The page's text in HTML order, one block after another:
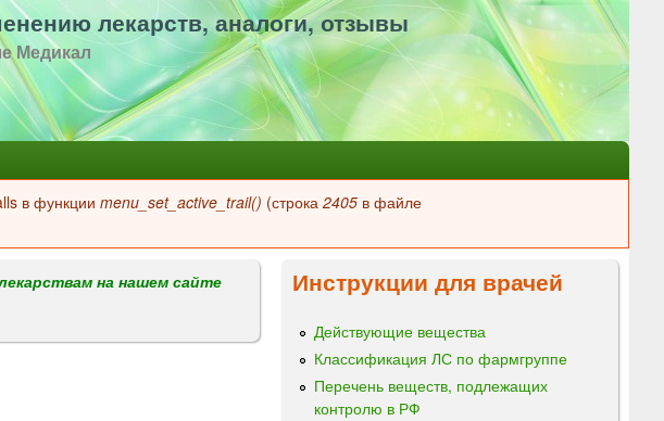
лекарств, аналоги, отзывы
Медикал
в функции menu_set_active_trail() (строка 2405 в файле
на нашем сайте
Инструкции для врачей
Действующие вещества
Классификация ЛС по фармгруппе
Перечень веществ, подлежащих
контролю в РФ